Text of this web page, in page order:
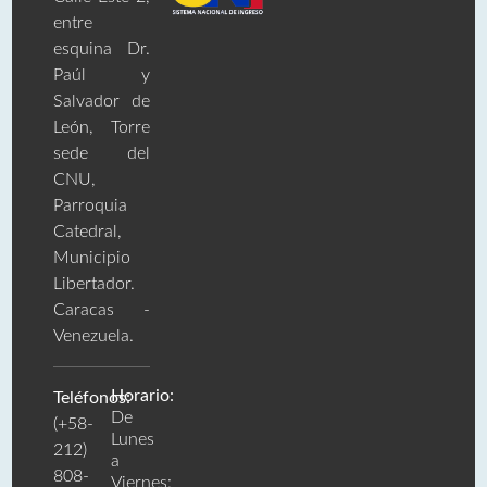
entre
esquina Dr.
Paúl y
Salvador de
León, Torre
sede del
CNU,
Parroquia
Catedral,
Municipio
Libertador.
Caracas -
Venezuela.
Teléfonos:
(+58-
212)
808-
Horario:
De
Lunes
a
Viernes: